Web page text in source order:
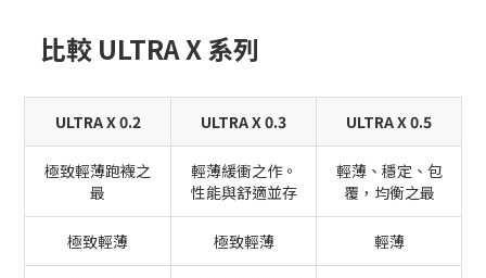
比較 ULTRA X 系列
ULTRA X 0.2 ULTRA X 0.3 ULTRA X 0.5
極致輕薄跑襪之
最
輕薄緩衝之作。
性能與舒適並存
輕薄、穩定、包
覆，均衡之最
極致輕薄 極致輕薄 輕薄